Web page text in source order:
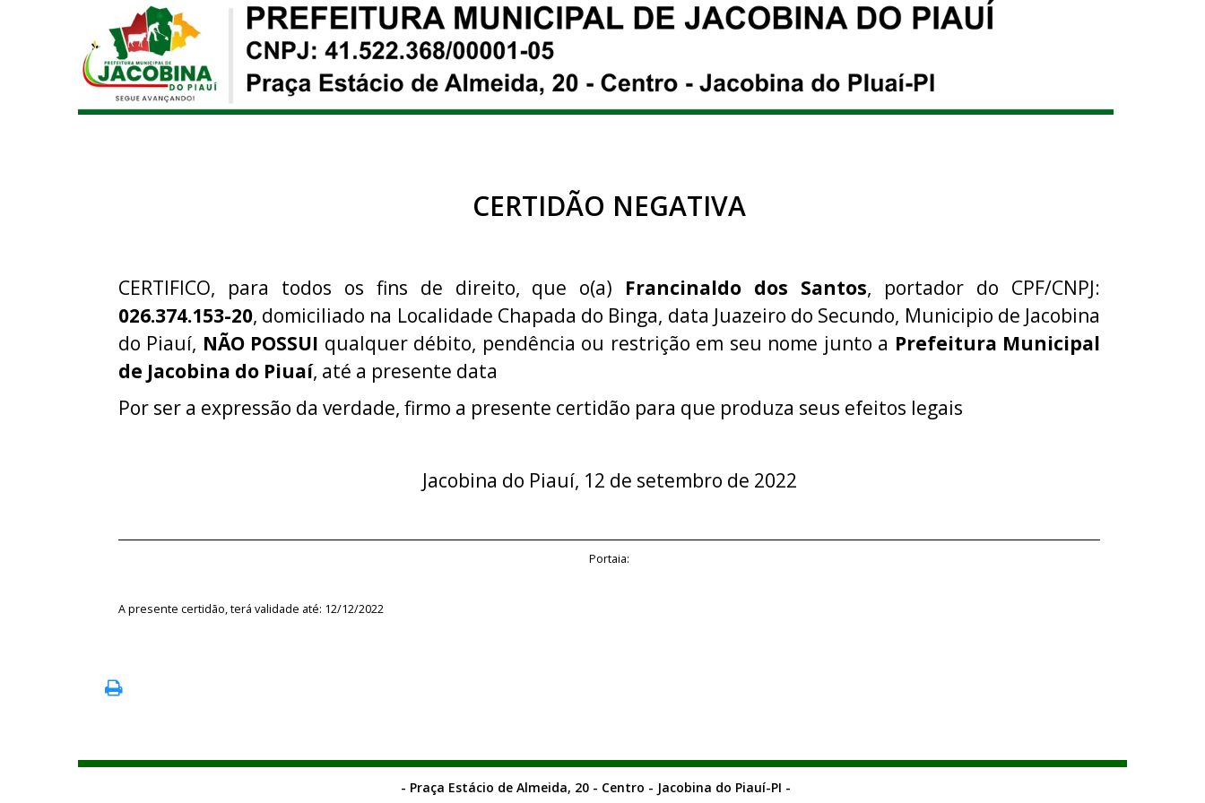
CERTIDÃO NEGATIVA
CERTIFICO, para todos os fins de direito, que o(a) Francinaldo dos Santos, portador do CPF/CNPJ:
026.374.153-20, domiciliado na Localidade Chapada do Binga, data Juazeiro do Secundo, Municipio de Jacobina
do Piauí, NÃO POSSUI qualquer débito, pendência ou restrição em seu nome junto a Prefeitura Municipal
de Jacobina do Piuaí, até a presente data
Por ser a expressão da verdade, firmo a presente certidão para que produza seus efeitos legais
Jacobina do Piauí, 12 de setembro de 2022
Portaia:
A presente certidão, terá validade até: 12/12/2022
- Praça Estácio de Almeida, 20 - Centro - Jacobina do Piauí-PI -